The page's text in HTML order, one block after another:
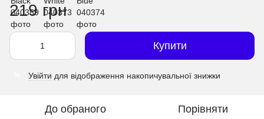
219 грн
Купити
Увійти для відображення накопичувальної знижки
До обраного Порівняти